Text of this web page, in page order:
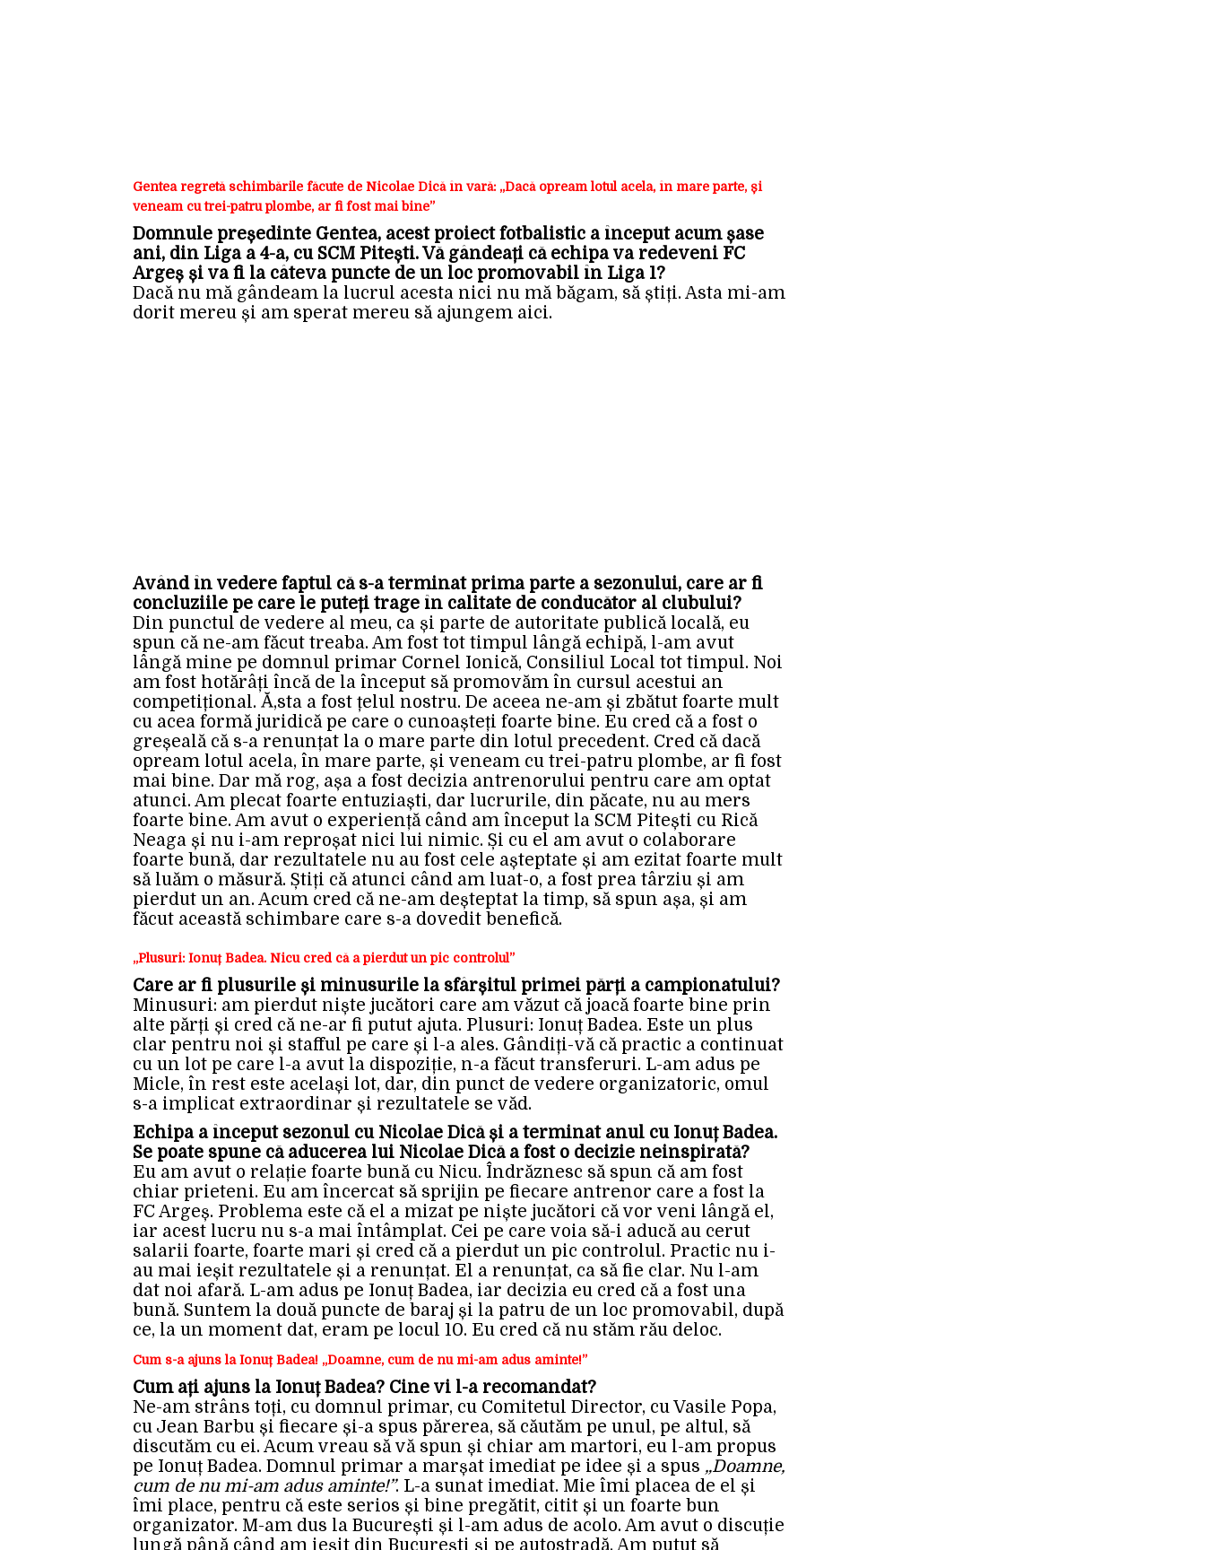
Gentea regretă schimbările făcute de Nicolae Dică în vară: „Dacă opream lotul acela, în mare parte, și
veneam cu trei-patru plombe, ar fi fost mai bine”
Domnule președinte Gentea, acest proiect fotbalistic a început acum șase
ani, din Liga a 4-a, cu SCM Pitești. Vă gândeați că echipa va redeveni FC
Argeș și va fi la câteva puncte de un loc promovabil în Liga 1?
Dacă nu mă gândeam la lucrul acesta nici nu mă băgam, să știți. Asta mi-am
dorit mereu și am sperat mereu să ajungem aici.
Având în vedere faptul că s-a terminat prima parte a sezonului, care ar fi
concluziile pe care le puteți trage în calitate de conducător al clubului?
Din punctul de vedere al meu, ca și parte de autoritate publică locală, eu
spun că ne-am făcut treaba. Am fost tot timpul lângă echipă, l-am avut
lângă mine pe domnul primar Cornel Ionică, Consiliul Local tot timpul. Noi
am fost hotărâți încă de la început să promovăm în cursul acestui an
competițional. Ă‚sta a fost țelul nostru. De aceea ne-am și zbătut foarte mult
cu acea formă juridică pe care o cunoașteți foarte bine. Eu cred că a fost o
greșeală că s-a renunțat la o mare parte din lotul precedent. Cred că dacă
opream lotul acela, în mare parte, și veneam cu trei-patru plombe, ar fi fost
mai bine. Dar mă rog, așa a fost decizia antrenorului pentru care am optat
atunci. Am plecat foarte entuziaști, dar lucrurile, din păcate, nu au mers
foarte bine. Am avut o experiență când am început la SCM Pitești cu Rică
Neaga și nu i-am reproșat nici lui nimic. Și cu el am avut o colaborare
foarte bună, dar rezultatele nu au fost cele așteptate și am ezitat foarte mult
să luăm o măsură. Știți că atunci când am luat-o, a fost prea târziu și am
pierdut un an. Acum cred că ne-am deșteptat la timp, să spun așa, și am
făcut această schimbare care s-a dovedit benefică.
„Plusuri: Ionuț Badea. Nicu cred că a pierdut un pic controlul”
Care ar fi plusurile și minusurile la sfârșitul primei părți a campionatului?
Minusuri: am pierdut niște jucători care am văzut că joacă foarte bine prin
alte părți și cred că ne-ar fi putut ajuta. Plusuri: Ionuț Badea. Este un plus
clar pentru noi și stafful pe care și l-a ales. Gândiți-vă că practic a continuat
cu un lot pe care l-a avut la dispoziție, n-a făcut transferuri. L-am adus pe
Micle, în rest este același lot, dar, din punct de vedere organizatoric, omul
s-a implicat extraordinar și rezultatele se văd.
Echipa a început sezonul cu Nicolae Dică și a terminat anul cu Ionuț Badea.
Se poate spune că aducerea lui Nicolae Dică a fost o decizie neinspirată?
Eu am avut o relație foarte bună cu Nicu. Îndrăznesc să spun că am fost
chiar prieteni. Eu am încercat să sprijin pe fiecare antrenor care a fost la
FC Argeș. Problema este că el a mizat pe niște jucători că vor veni lângă el,
iar acest lucru nu s-a mai întâmplat. Cei pe care voia să-i aducă au cerut
salarii foarte, foarte mari și cred că a pierdut un pic controlul. Practic nu i-
au mai ieșit rezultatele și a renunțat. El a renunțat, ca să fie clar. Nu l-am
dat noi afară. L-am adus pe Ionuț Badea, iar decizia eu cred că a fost una
bună. Suntem la două puncte de baraj și la patru de un loc promovabil, după
ce, la un moment dat, eram pe locul 10. Eu cred că nu stăm rău deloc.
Cum s-a ajuns la Ionuț Badea! „Doamne, cum de nu mi-am adus aminte!”
Cum ați ajuns la Ionuț Badea? Cine vi l-a recomandat?
Ne-am strâns toți, cu domnul primar, cu Comitetul Director, cu Vasile Popa,
cu Jean Barbu și fiecare și-a spus părerea, să căutăm pe unul, pe altul, să
discutăm cu ei. Acum vreau să vă spun și chiar am martori, eu l-am propus
pe Ionuț Badea. Domnul primar a marșat imediat pe idee și a spus „Doamne,
cum de nu mi-am adus aminte!”. L-a sunat imediat. Mie îmi placea de el și
îmi place, pentru că este serios și bine pregătit, citit și un foarte bun
organizator. M-am dus la București și l-am adus de acolo. Am avut o discuție
lungă până când am ieșit din București și pe autostradă. Am putut să